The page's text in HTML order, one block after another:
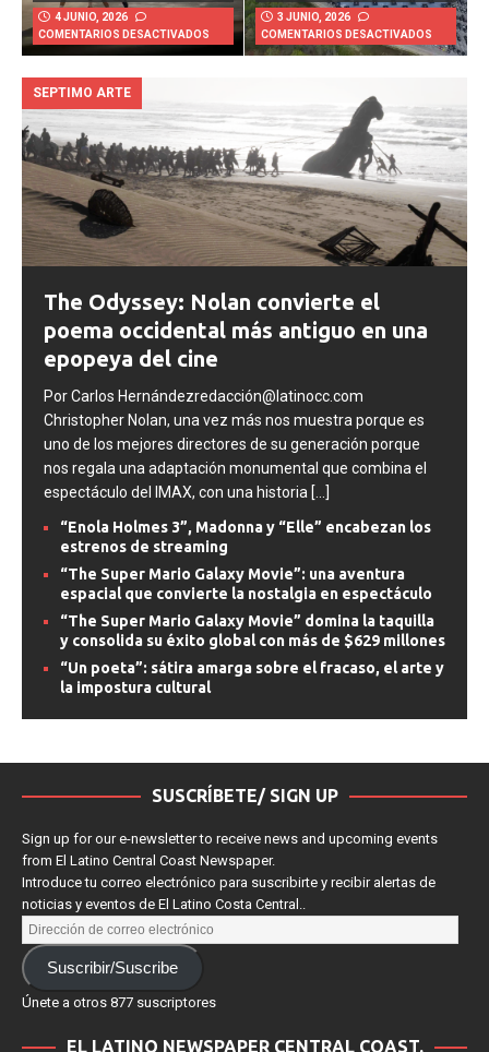
4 JUNIO, 2026
COMENTARIOS DESACTIVADOS
3 JUNIO, 2026
COMENTARIOS DESACTIVADOS
SEPTIMO ARTE
The Odyssey: Nolan convierte el
poema occidental más antiguo en una
epopeya del cine
Por Carlos Hernándezredacción@latinocc.com
Christopher Nolan, una vez más nos muestra porque es
uno de los mejores directores de su generación porque
nos regala una adaptación monumental que combina el
espectáculo del IMAX, con una historia [...]
“Enola Holmes 3”, Madonna y “Elle” encabezan los
estrenos de streaming
“The Super Mario Galaxy Movie”: una aventura
espacial que convierte la nostalgia en espectáculo
“The Super Mario Galaxy Movie” domina la taquilla
y consolida su éxito global con más de $629 millones
“Un poeta”: sátira amarga sobre el fracaso, el arte y
la impostura cultural
SUSCRÍBETE/ SIGN UP
Sign up for our e-newsletter to receive news and upcoming events
from El Latino Central Coast Newspaper.
Introduce tu correo electrónico para suscribirte y recibir alertas de
noticias y eventos de El Latino Costa Central..
Suscribir/Suscribe
Únete a otros 877 suscriptores
EL LATINO NEWSPAPER CENTRAL COAST.